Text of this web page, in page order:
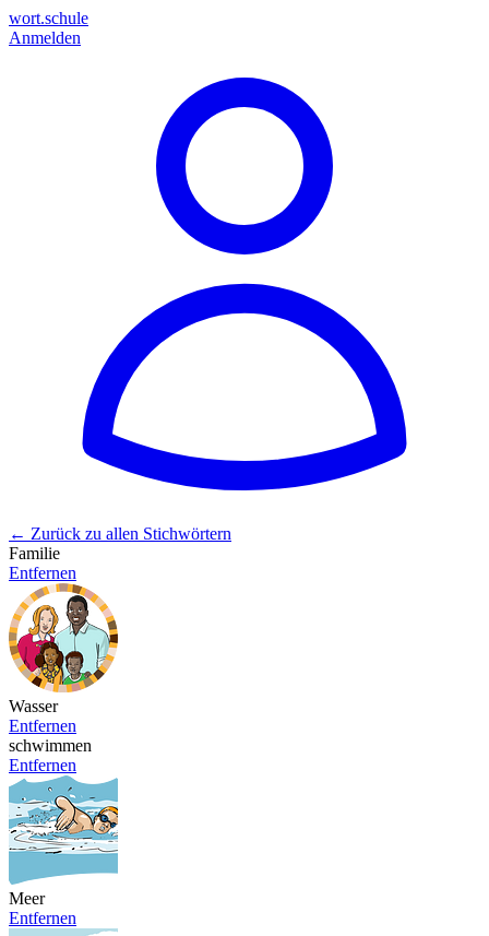
wort.schule
Anmelden
← Zurück zu allen Stichwörtern
Familie
Entfernen
Wasser
Entfernen
schwimmen
Entfernen
Meer
Entfernen